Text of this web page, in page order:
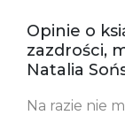
zgodność
Opinie o
zazdrości,
Natalia
Na razie nie